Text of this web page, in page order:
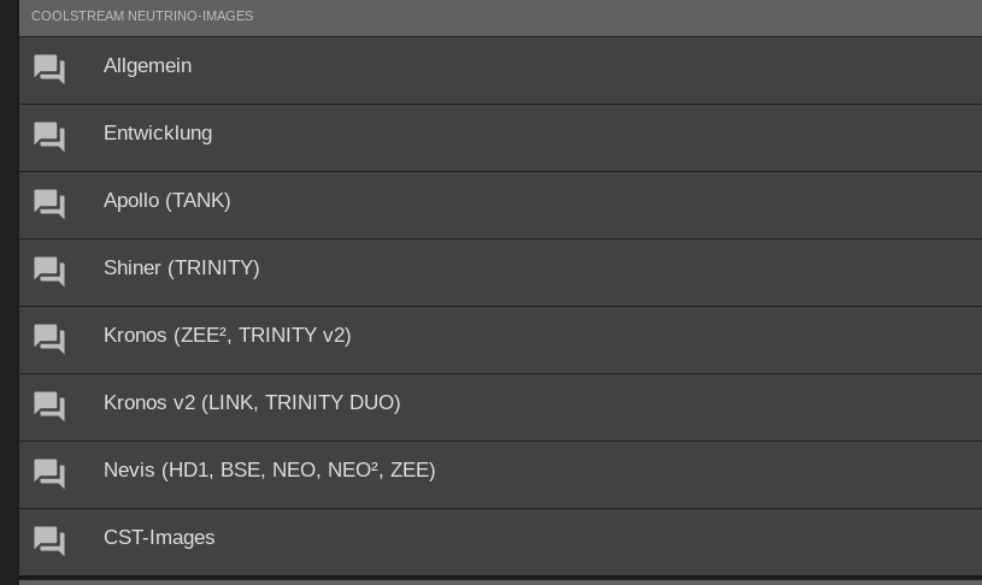
COOLSTREAM NEUTRINO-IMAGES
Allgemein
Entwicklung
Apollo (TANK)
Shiner (TRINITY)
Kronos (ZEE², TRINITY v2)
Kronos v2 (LINK, TRINITY DUO)
Nevis (HD1, BSE, NEO, NEO², ZEE)
CST-Images